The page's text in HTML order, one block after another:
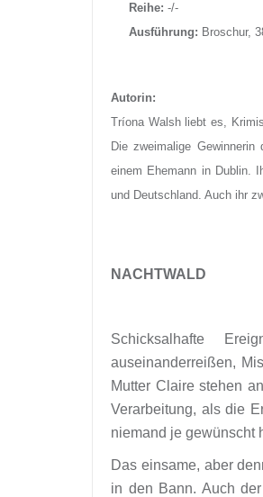
Reihe: -/-
Ausführung: Broschur,
Autorin:
Tríona Walsh liebt es,
Die zweimalige
einem Ehemann in Dublin.
und Deutschland. Auch ihr
NACHTWALD
Schicksalhafte
auseinanderreißen,
Mutter Claire stehen
Verarbeitung, als die
niemand je gewünscht
Das einsame, aber
in den Bann. Auch